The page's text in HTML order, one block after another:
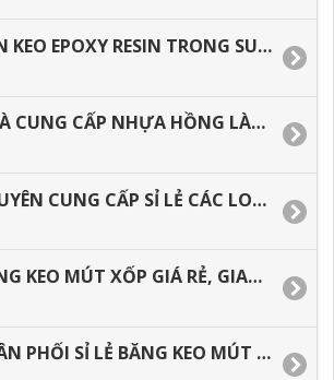
BÁN KEO EPOXY RESIN TRONG SUỐT ĐỔ BÀN, LÀM TRANG SỨC GIÁ TỐT
NHÀ CUNG CẤP NHỰA HỒNG LÀM KHUÔN, CHỐNG THẤM CAO CẤP.
CHUYÊN CUNG CẤP SỈ LẺ CÁC LOẠI CAMERA WIFI TRONG NHÀ HÌNH ẢNH SẮC NÉT.
BĂNG KEO MÚT XỐP GIÁ RẺ, GIAO HÀNG TOÀN QUỐC.
PHÂN PHỐI SỈ LẺ BĂNG KEO MÚT XỐP, GIAO HÀNG NHANH.